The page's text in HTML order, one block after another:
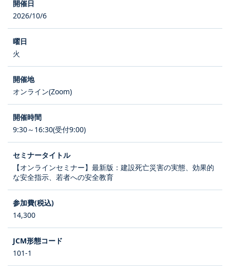
2026/10/6
火
オンライン(Zoom)
9:30～16:30(受付9:00)
【オンラインセミナー】最新版：建設死亡災害の実態、効果的
な安全指示、若者への安全教育
14,300
101-1